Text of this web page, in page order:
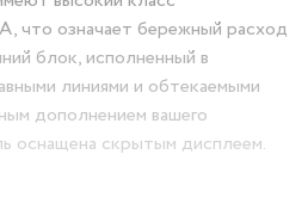
что означает бережный расход
блок, исполненный в
линиями и обтекаемыми
дополнением вашего
оснащена скрытым дисплеем.
кондиционеру в
состояние своих